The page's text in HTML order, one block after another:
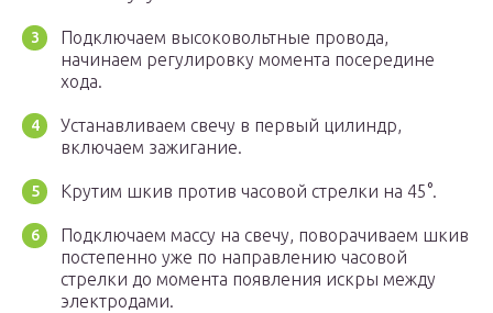
Подключаем высоковольтные провода,
начинаем регулировку момента посередине
хода.
Устанавливаем свечу в первый цилиндр,
включаем зажигание.
Крутим шкив против часовой стрелки на 45°.
Подключаем массу на свечу, поворачиваем шкив
постепенно уже по направлению часовой
стрелки до момента появления искры между
электродами.